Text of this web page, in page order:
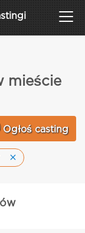
mieście
Ogłoś casting